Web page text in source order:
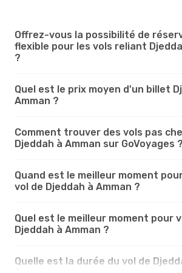
Offrez-vous la possibilité de
flexible pour les vols reliant
?
Quel est le prix moyen d'un billet
Amman ?
Comment trouver des vols pas
Djeddah à Amman sur GoVoyages ?
Quand est le meilleur moment
vol de Djeddah à Amman ?
Quel est le meilleur moment pour
Djeddah à Amman ?
Quelle est la durée du vol de